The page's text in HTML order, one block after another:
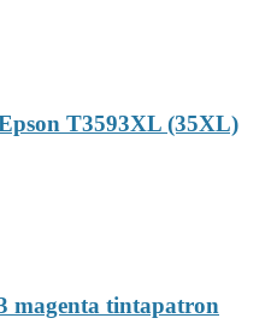
T3593XL (35XL)
magenta tintapatron